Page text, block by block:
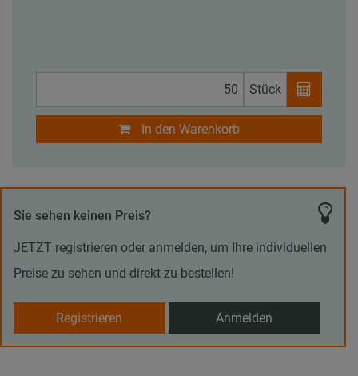
Stück
In den Warenkorb
Sie sehen keinen Preis?
JETZT registrieren oder anmelden, um Ihre individuellen
Preise zu sehen und direkt zu bestellen!
Registrieren Anmelden